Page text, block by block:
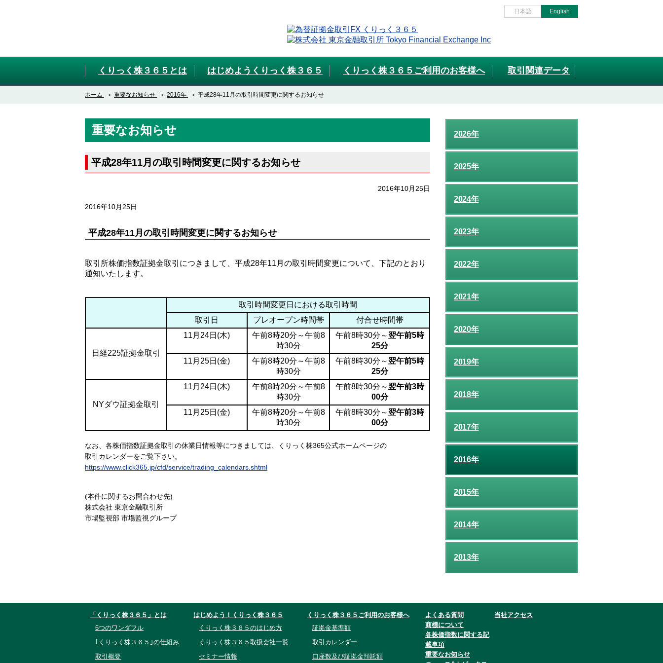
日本語 English
くりっく株３６５とは はじめようくりっく株３６５ くりっく株３６５ご利用のお客様へ 取引関連データ
ホーム 重要なお知らせ 2016年 平成28年11月の取引時間変更に関するお知らせ
重要なお知らせ
平成28年11月の取引時間変更に関するお知らせ
2016年10月25日
2016年10月25日
平成28年11月の取引時間変更に関するお知らせ
取引所株価指数証拠金取引につきまして、平成28年11月の取引時間変更について、下記のとおり
通知いたします。
取引時間変更日における取引時間
取引日
プレオープン時間帯 付合せ時間帯
日経225証拠金取引
11月24日(木)
午前8時20分～午前8
時30分
午前8時30分～翌午前5時
25分
11月25日(金)
午前8時20分～午前8
時30分
午前8時30分～翌午前5時
25分
NYダウ証拠金取引
11月24日(木)
午前8時20分～午前8
時30分
午前8時30分～翌午前3時
00分
11月25日(金)
午前8時20分～午前8
時30分
午前8時30分～翌午前3時
00分
なお、各株価指数証拠金取引の休業日情報等につきましては、くりっく株365公式ホームページの
取引カレンダーをご覧下さい。
https://www.click365.jp/cfd/service/trading_calendars.shtml
(本件に関するお問合わせ先)
株式会社 東京金融取引所
市場監視部 市場監視グループ
2026年
2025年
2024年
2023年
2022年
2021年
2020年
2019年
2018年
2017年
2016年
2015年
2014年
2013年
「くりっく株３６５」とは
6つのワンダフル
｢くりっく株３６５｣の仕組み
取引概要
はじめよう！くりっく株３６５
くりっく株３６５のはじめ方
くりっく株３６５取扱会社一覧
セミナー情報
くりっく株３６５ご利用のお客様へ
証拠金基準額
取引カレンダー
口座数及び証拠金預託額
よくある質問
商標について
各株価指数に関する記
載事項
重要なお知らせ
当社アクセス